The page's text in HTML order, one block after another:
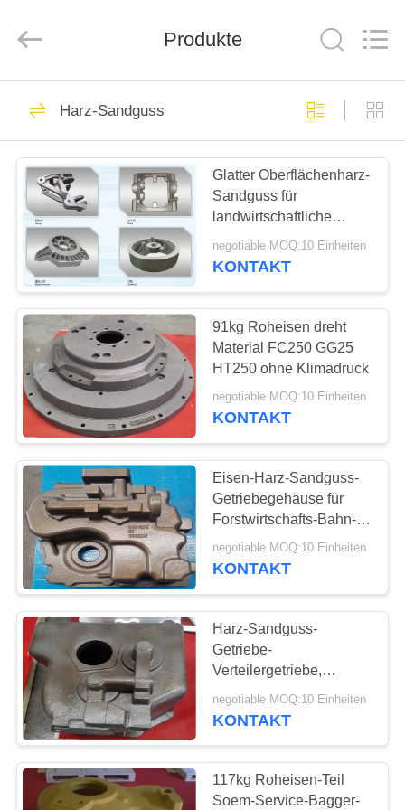
HAUS
PRODUKTE
ÜBER
UNS
FABRIK-
AUSFLUG
QUALITÄTSKONTROLLE
TRETEN
SIE
MIT
UNS
VERBINDUNG
NACHRICHTEN
FORDERN
SIE
EIN
ZITAT
Forging
Factory.
Gussteile
Graue Eisengüsse
23
Fluglageanzeiger-
Castings
12
Gegengewicht
Produkte
Harz-Sandguss
Glatter Oberflächenharz-
Sandguss für
landwirtschaftliche
Maschinerie ISO-
Zertifikat
negotiable MOQ:10 Einheiten
KONTAKT
91kg Roheisen dreht
Material FC250 GG25
HT250 ohne Klimadruck
negotiable MOQ:10 Einheiten
KONTAKT
Eisen-Harz-Sandguss-
Getriebegehäuse für
Forstwirtschafts-Bahn-
Erntemaschinen
negotiable MOQ:10 Einheiten
KONTAKT
Harz-Sandguss-
Getriebe-
Verteilergetriebe,
Getriebe und
Verteilergetriebe
negotiable MOQ:10 Einheiten
KONTAKT
117kg Roheisen-Teil
Soem-Service-Bagger-